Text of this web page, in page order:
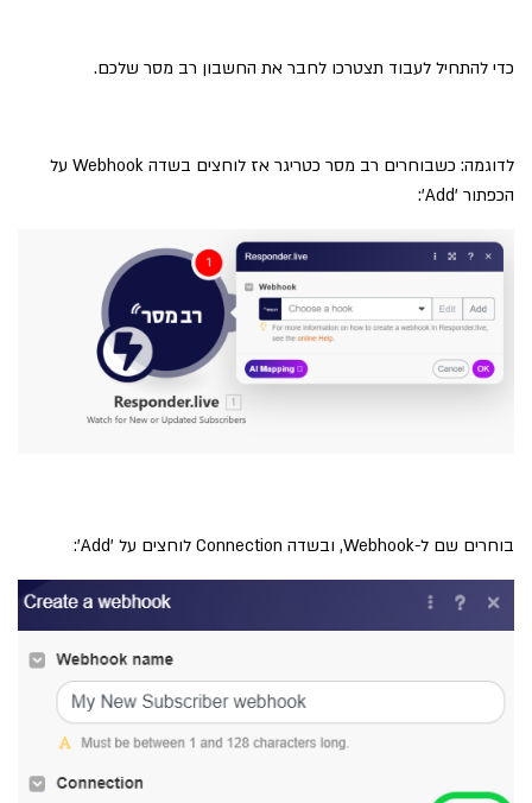
כדי להתחיל לעבוד תצטרכו לחבר את החשבון רב מסר שלכם.
לדוגמה: כשבוחרים רב מסר כטריגר אז לוחצים בשדה Webhook על
הכפתור 'Add':
בוחרים שם ל-Webhook, ובשדה Connection לוחצים על 'Add':